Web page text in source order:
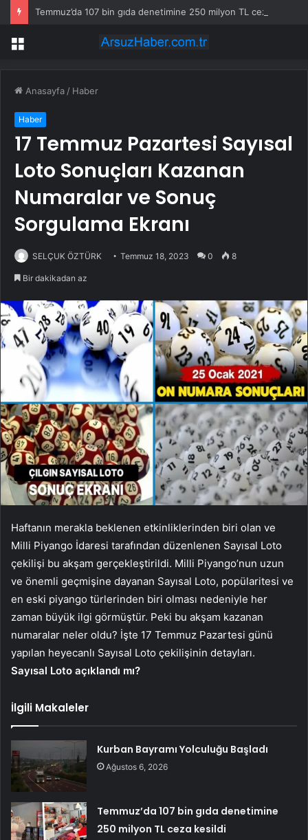
Menü
Anasayfa / Haber
Haber
17 Temmuz Pazartesi Sayısal
Loto Sonuçları Kazanan
Numaralar ve Sonuç
Sorgulama Ekranı
SELÇUK ÖZTÜRK Temmuz 18, 2023 0 8
Bir dakikadan az
Haftanın merakla beklenen etkinliklerinden biri olan ve
Milli Piyango İdaresi tarafından düzenlenen Sayısal Loto
çekilişi bu akşam gerçekleştirildi. Milli Piyango’nun uzun
ve önemli geçmişine dayanan Sayısal Loto, popülaritesi ve
en eski piyango türlerinden biri olması nedeniyle her
zaman büyük ilgi görmüştür. Peki bu akşam kazanan
numaralar neler oldu? İşte 17 Temmuz Pazartesi günü
yapılan heyecanlı Sayısal Loto çekilişinin detayları.
Sayısal Loto açıklandı mı?
İlgili Makaleler
Kurban Bayramı Yolculuğu Başladı
Ağustos 6, 2026
Temmuz’da 107 bin gıda denetimine
250 milyon TL ceza kesildi